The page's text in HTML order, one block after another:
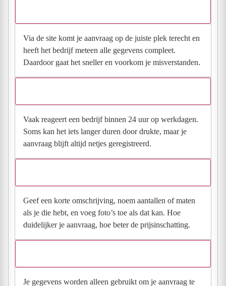
Via de site komt je aanvraag op de juiste plek terecht en
heeft het bedrijf meteen alle gegevens compleet.
Daardoor gaat het sneller en voorkom je misverstanden.
Vaak reageert een bedrijf binnen 24 uur op werkdagen.
Soms kan het iets langer duren door drukte, maar je
aanvraag blijft altijd netjes geregistreerd.
Geef een korte omschrijving, noem aantallen of maten
als je die hebt, en voeg foto’s toe als dat kan. Hoe
duidelijker je aanvraag, hoe beter de prijsinschatting.
Je gegevens worden alleen gebruikt om je aanvraag te